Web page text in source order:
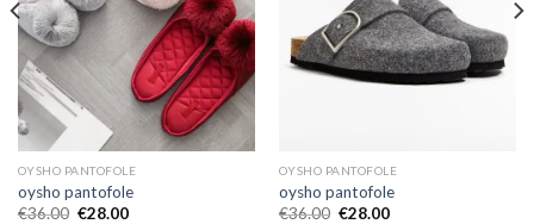
OYSHO PANTOFOLE
oysho pantofole
€36.00 €28.00
OYSHO PANTOFOLE
oysho pantofole
€36.00 €28.00